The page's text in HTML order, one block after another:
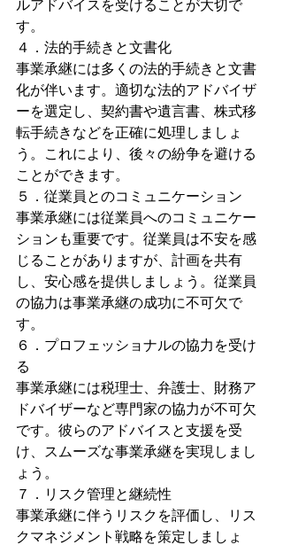
ルアドバイスを受けることが大切で
す。
４．法的手続きと文書化
事業承継には多くの法的手続きと文書
化が伴います。適切な法的アドバイザ
ーを選定し、契約書や遺言書、株式移
転手続きなどを正確に処理しましょ
う。これにより、後々の紛争を避ける
ことができます。
５．従業員とのコミュニケーション
事業承継には従業員へのコミュニケー
ションも重要です。従業員は不安を感
じることがありますが、計画を共有
し、安心感を提供しましょう。従業員
の協力は事業承継の成功に不可欠で
す。
６．プロフェッショナルの協力を受け
る
事業承継には税理士、弁護士、財務ア
ドバイザーなど専門家の協力が不可欠
です。彼らのアドバイスと支援を受
け、スムーズな事業承継を実現しまし
ょう。
７．リスク管理と継続性
事業承継に伴うリスクを評価し、リス
クマネジメント戦略を策定しましょ